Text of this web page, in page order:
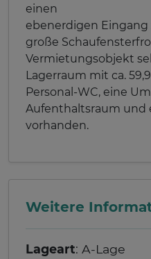
einen
ebenerdigen Eingang
große
Vermietungsobjekt
Lagerraum mit ca.
Personal-WC, eine
Aufenthaltsraum und
vorhanden.
Weitere
Lageart: A-Lage